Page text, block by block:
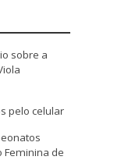
sobre a
pelo celular
Feminina de